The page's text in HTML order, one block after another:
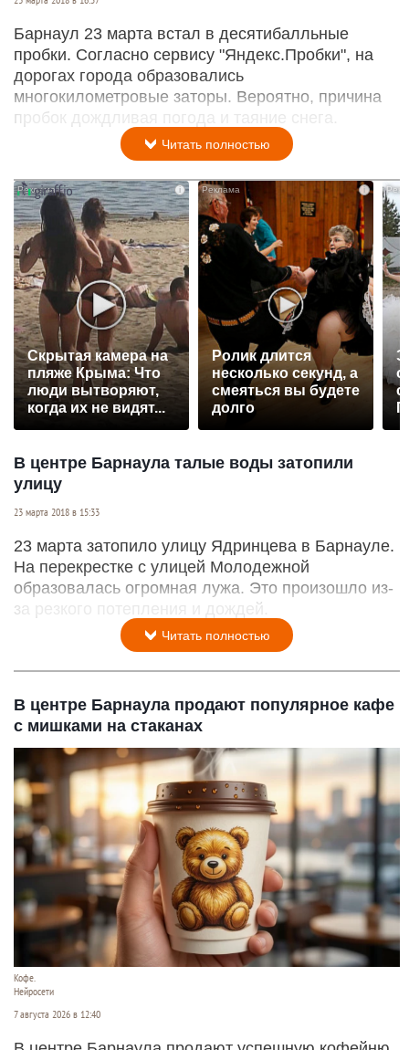
Барнаул 23 марта встал в десятибалльные
пробки. Согласно сервису "Яндекс.Пробки", на
дорогах города образовались
многокилометровые заторы. Вероятно, причина
пробок дождливая погода и таяние снега.
Читать полностью
i
Скрытая камера на
пляже Крыма: Что
люди вытворяют,
когда их не видят...
Ролик длится
несколько секунд, а
смеяться вы будете
долго
В центре Барнаула талые воды затопили
улицу
23 марта 2018 в 15:33
23 марта затопило улицу Ядринцева в Барнауле.
На перекрестке с улицей Молодежной
образовалась огромная лужа. Это произошло из-
за резкого потепления и дождей.
Читать полностью
В центре Барнаула продают популярное кафе
с мишками на стаканах
Кофе.
Нейросети
7 августа 2026 в 12:40